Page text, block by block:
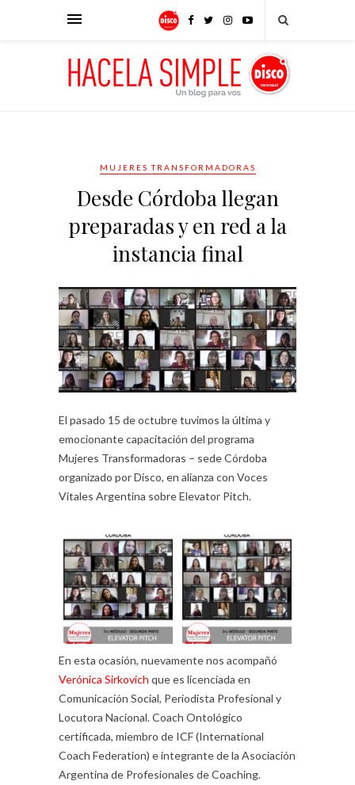
MUJERES TRANSFORMADORAS
Desde Córdoba llegan
preparadas y en red a la
instancia final
El pasado 15 de octubre tuvimos la última y
emocionante capacitación del programa
Mujeres Transformadoras – sede Córdoba
organizado por Disco, en alianza con Voces
Vitales Argentina sobre Elevator Pitch.
En esta ocasión, nuevamente nos acompañó
Verónica Sirkovich que es licenciada en
Comunicación Social, Periodista Profesional y
Locutora Nacional. Coach Ontológico
certificada, miembro de ICF (International
Coach Federation) e integrante de la Asociación
Argentina de Profesionales de Coaching.